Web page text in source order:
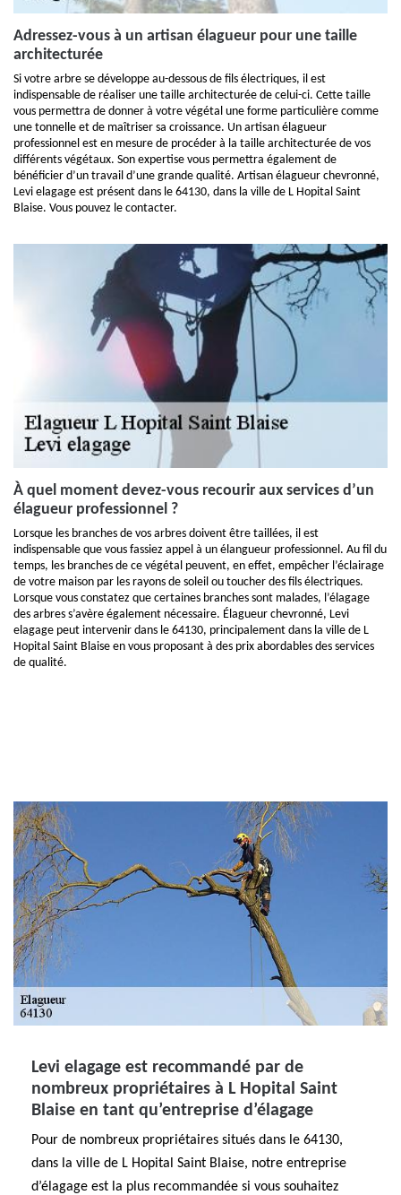
Adressez-vous à un artisan élagueur pour une taille
architecturée
Si votre arbre se développe au-dessous de fils électriques, il est
indispensable de réaliser une taille architecturée de celui-ci. Cette taille
vous permettra de donner à votre végétal une forme particulière comme
une tonnelle et de maîtriser sa croissance. Un artisan élagueur
professionnel est en mesure de procéder à la taille architecturée de vos
différents végétaux. Son expertise vous permettra également de
bénéficier d’un travail d’une grande qualité. Artisan élagueur chevronné,
Levi elagage est présent dans le 64130, dans la ville de L Hopital Saint
Blaise. Vous pouvez le contacter.
À quel moment devez-vous recourir aux services d’un
élagueur professionnel ?
Lorsque les branches de vos arbres doivent être taillées, il est
indispensable que vous fassiez appel à un élangueur professionnel. Au fil du
temps, les branches de ce végétal peuvent, en effet, empêcher l’éclairage
de votre maison par les rayons de soleil ou toucher des fils électriques.
Lorsque vous constatez que certaines branches sont malades, l’élagage
des arbres s’avère également nécessaire. Élagueur chevronné, Levi
elagage peut intervenir dans le 64130, principalement dans la ville de L
Hopital Saint Blaise en vous proposant à des prix abordables des services
de qualité.
Levi elagage est recommandé par de
nombreux propriétaires à L Hopital Saint
Blaise en tant qu’entreprise d’élagage
Pour de nombreux propriétaires situés dans le 64130,
dans la ville de L Hopital Saint Blaise, notre entreprise
d’élagage est la plus recommandée si vous souhaitez